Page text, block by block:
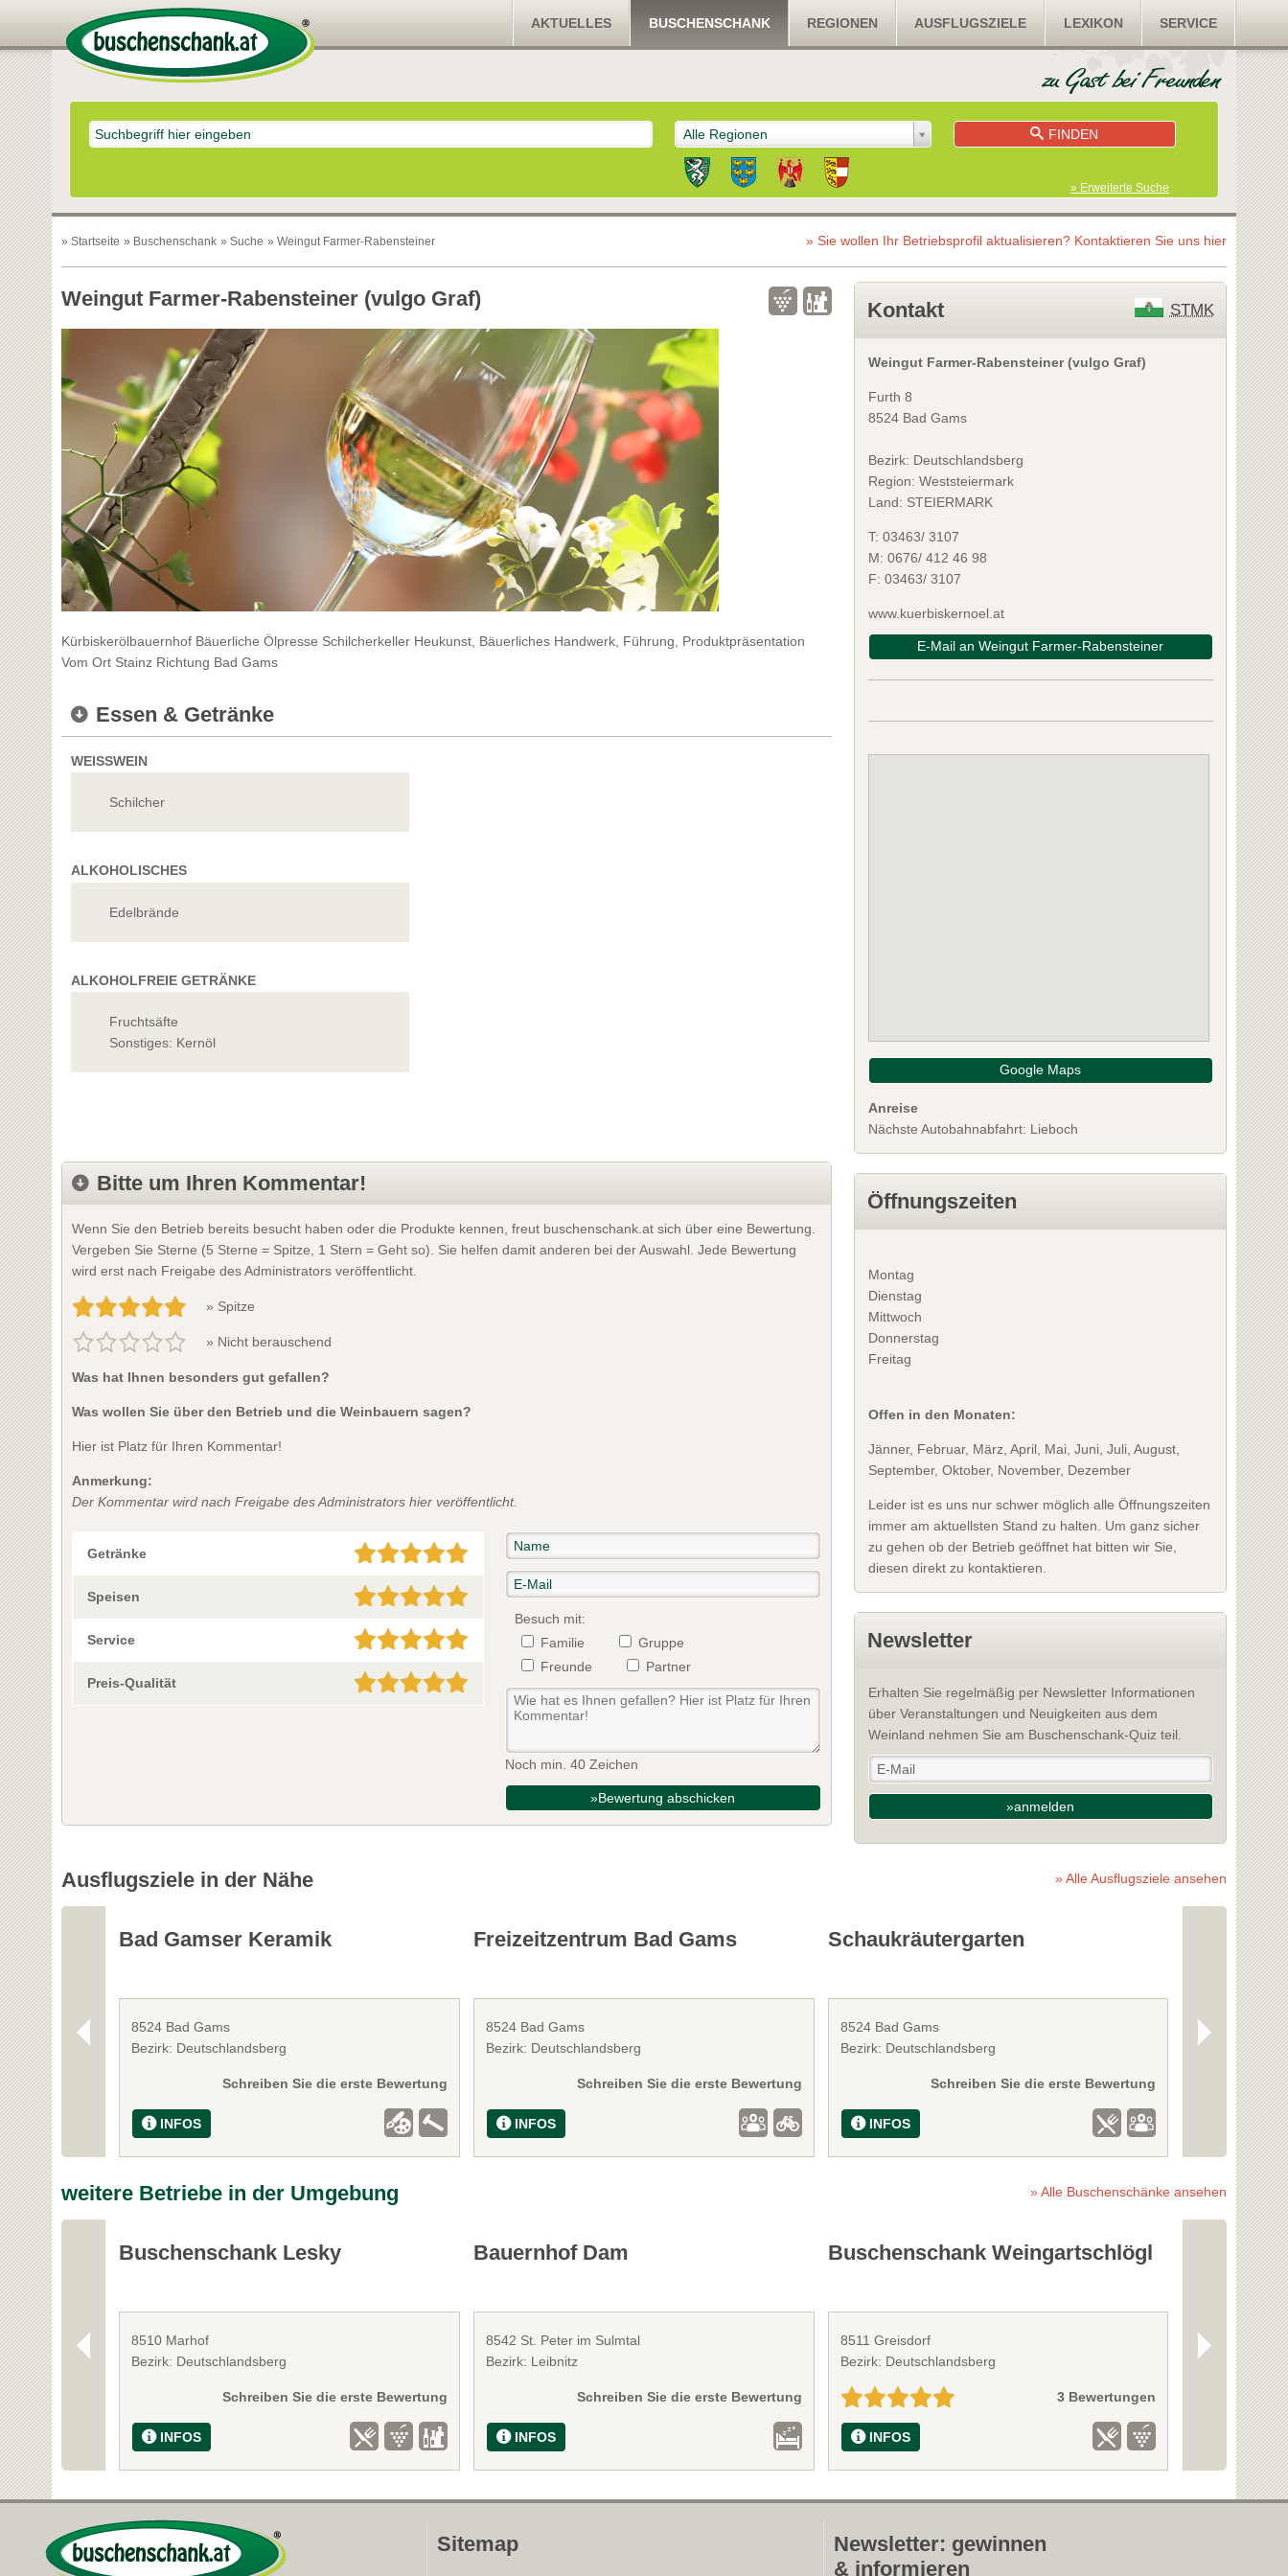
AKTUELLES BUSCHENSCHANK REGIONEN AUSFLUGSZIELE LEXIKON SERVICE
Alle Regionen FINDEN
» Erweiterte Suche
» Startseite » Buschenschank » Suche » Weingut Farmer-Rabensteiner
Weingut Farmer-Rabensteiner (vulgo Graf)
Kürbiskerölbauernhof Bäuerliche Ölpresse Schilcherkeller Heukunst, Bäuerliches Handwerk, Führung, Produktpräsentation
Vom Ort Stainz Richtung Bad Gams
Essen & Getränke
WEISSWEIN
Schilcher
ALKOHOLISCHES
Edelbrände
ALKOHOLFREIE GETRÄNKE
Fruchtsäfte
Sonstiges: Kernöl
Bitte um Ihren Kommentar!
Wenn Sie den Betrieb bereits besucht haben oder die Produkte kennen, freut buschenschank.at sich über eine Bewertung.
Vergeben Sie Sterne (5 Sterne = Spitze, 1 Stern = Geht so). Sie helfen damit anderen bei der Auswahl. Jede Bewertung
wird erst nach Freigabe des Administrators veröffentlicht.
» Spitze
» Nicht berauschend
Was hat Ihnen besonders gut gefallen?
Was wollen Sie über den Betrieb und die Weinbauern sagen?
Hier ist Platz für Ihren Kommentar!
Anmerkung:
Der Kommentar wird nach Freigabe des Administrators hier veröffentlicht.
Getränke
Speisen
Service
Preis-Qualität
Besuch mit:
Familie
Gruppe
Freunde
Partner
Noch min. 40 Zeichen
»Bewertung abschicken
» Sie wollen Ihr Betriebsprofil aktualisieren? Kontaktieren Sie uns hier
Kontakt STMK
Weingut Farmer-Rabensteiner (vulgo Graf)
Furth 8
8524 Bad Gams
Bezirk: Deutschlandsberg
Region: Weststeiermark
Land: STEIERMARK
T: 03463/ 3107
M: 0676/ 412 46 98
F: 03463/ 3107
www.kuerbiskernoel.at
E-Mail an Weingut Farmer-Rabensteiner
Google Maps
Anreise
Nächste Autobahnabfahrt: Lieboch
Öffnungszeiten
Montag
Dienstag
Mittwoch
Donnerstag
Freitag
Offen in den Monaten:
Jänner, Februar, März, April, Mai, Juni, Juli, August,
September, Oktober, November, Dezember
Leider ist es uns nur schwer möglich alle Öffnungszeiten
immer am aktuellsten Stand zu halten. Um ganz sicher
zu gehen ob der Betrieb geöffnet hat bitten wir Sie,
diesen direkt zu kontaktieren.
Newsletter
Erhalten Sie regelmäßig per Newsletter Informationen
über Veranstaltungen und Neuigkeiten aus dem
Weinland nehmen Sie am Buschenschank-Quiz teil.
»anmelden
Ausflugsziele in der Nähe » Alle Ausflugsziele ansehen
Bad Gamser Keramik
8524 Bad Gams
Bezirk: Deutschlandsberg
Schreiben Sie die erste Bewertung
INFOS
Freizeitzentrum Bad Gams
8524 Bad Gams
Bezirk: Deutschlandsberg
Schreiben Sie die erste Bewertung
INFOS
Schaukräutergarten
8524 Bad Gams
Bezirk: Deutschlandsberg
Schreiben Sie die erste Bewertung
INFOS
Mühlen
8524 Bad
Bezirk:
INFOS
weitere Betriebe in der Umgebung » Alle Buschenschänke ansehen
Buschenschank Lesky
8510 Marhof
Bezirk: Deutschlandsberg
Schreiben Sie die erste Bewertung
INFOS
Bauernhof Dam
8542 St. Peter im Sulmtal
Bezirk: Leibnitz
Schreiben Sie die erste Bewertung
INFOS
Buschenschank Weingartschlögl
8511 Greisdorf
Bezirk: Deutschlandsberg
3 Bewertungen
INFOS
8564
Bezirk:
INFOS
Sitemap
Newsletter: gewinnen
& informieren